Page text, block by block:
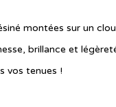
montées sur un
brillance et
vos tenues !